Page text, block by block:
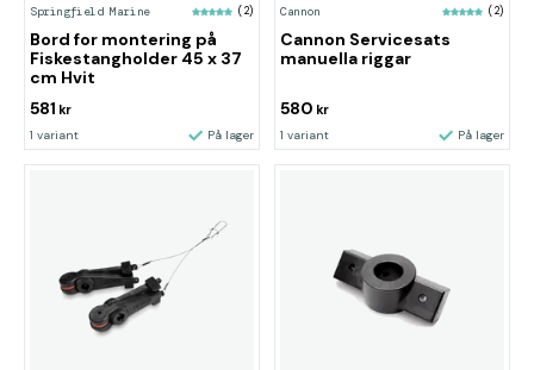
Springfield Marine (2)
Bord for montering på
Fiskestangholder 45 x 37
cm Hvit
581 kr
1 variant På lager
Cannon (2)
Cannon Servicesats
manuella riggar
580 kr
1 variant På lager